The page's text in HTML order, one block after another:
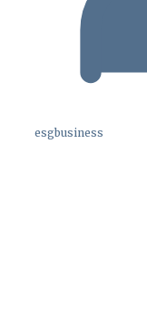
esgbusiness